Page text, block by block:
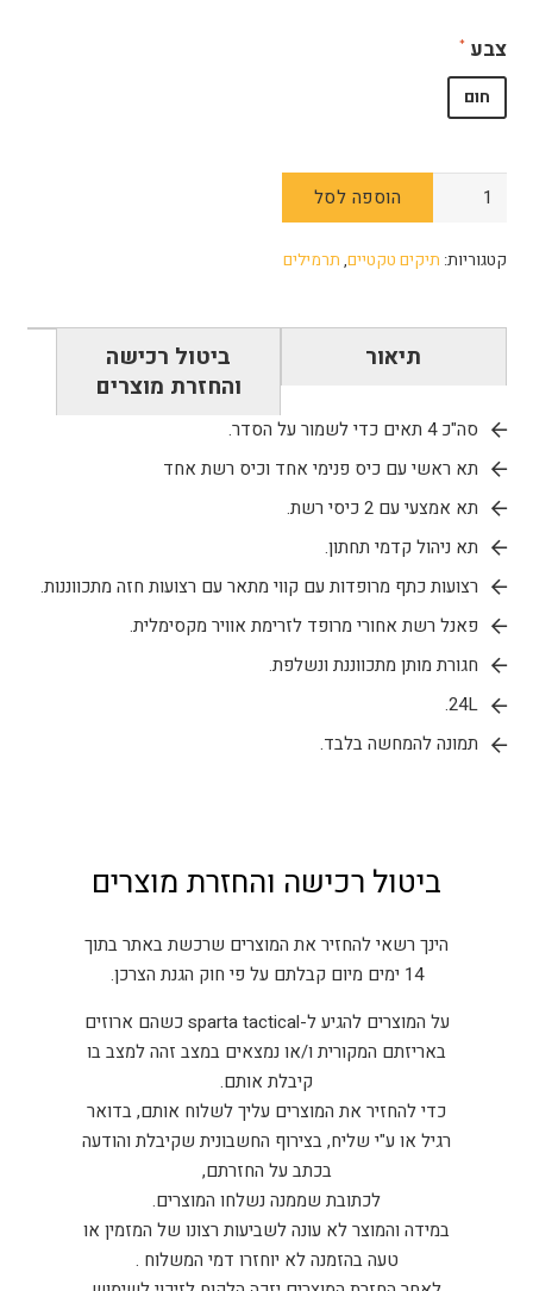
צבע
חום
כמות
Compact
-
הוספה לסל
קטגוריות: תיקים טקטיים, תרמילים
תיאור
ביטול רכישה
והחזרת מוצרים
סה"כ 4 תאים כדי לשמור על הסדר.
תא ראשי עם כיס פנימי אחד וכיס רשת אחד
תא אמצעי עם 2 כיסי רשת.
תא ניהול קדמי תחתון.
רצועות כתף מרופדות עם קווי מתאר עם רצועות חזה מתכווננות.
פאנל רשת אחורי מרופד לזרימת אוויר מקסימלית.
חגורת מותן מתכווננת ונשלפת.
24L.
תמונה להמחשה בלבד.
ביטול רכישה והחזרת מוצרים
הינך רשאי להחזיר את המוצרים שרכשת באתר בתוך
14 ימים מיום קבלתם על פי חוק הגנת הצרכן.
על המוצרים להגיע ל-sparta tactical כשהם ארוזים
באריזתם המקורית ו/או נמצאים במצב זהה למצב בו
קיבלת אותם.
כדי להחזיר את המוצרים עליך לשלוח אותם, בדואר
רגיל או ע"י שליח, בצירוף החשבונית שקיבלת והודעה
בכתב על החזרתם,
לכתובת שממנה נשלחו המוצרים.
במידה והמוצר לא עונה לשביעות רצונו של המזמין או
טעה בהזמנה לא יוחזרו דמי המשלוח .